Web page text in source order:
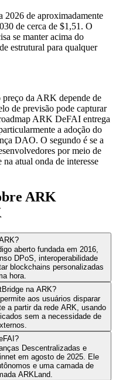
2026 de aproximadamente
de cerca de $1,51. O
se manter acima do
estrutural para qualquer
preço da ARK depende de
de previsão pode capturar
ARK DeFAI entrega
a adoção do
DAO. O segundo é se a
por meio de
atual onda de interesse
ARK
aberto fundada em 2016,
DPoS, interoperabilidade
blockchains personalizadas
hora.
na ARK?
aos usuários disparar
a partir da rede ARK, usando
sem a necessidade de
Descentralizadas e
em agosto de 2025. Ele
e uma camada de
ARKLand.